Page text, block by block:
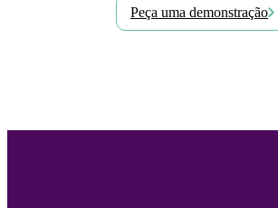
Peça uma demonstração